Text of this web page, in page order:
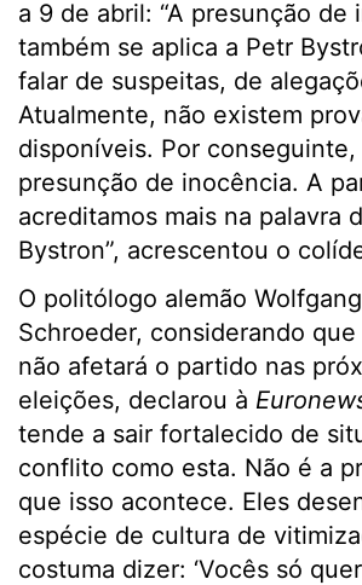
a 9 de abril: “A presunção de
também se aplica a Petr
falar de suspeitas, de
Atualmente, não existem
disponíveis. Por
presunção de inocência. A
acreditamos mais na palavra
Bystron”, acrescentou o
O politólogo alemão Wolfgang
Schroeder, considerando
não afetará o partido nas
eleições, declarou à
tende a sair fortalecido de
conflito como esta. Não é a
que isso acontece. Eles
espécie de cultura de
costuma dizer: ‘Vocês só